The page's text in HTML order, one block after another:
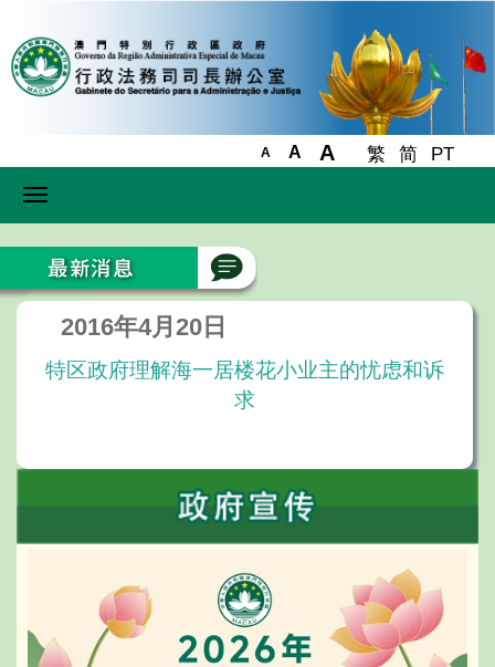
A A A 繁 简 PT
Toggle
2016年4月20日
特区政府理解海一居楼花小业主的忧虑和诉
求